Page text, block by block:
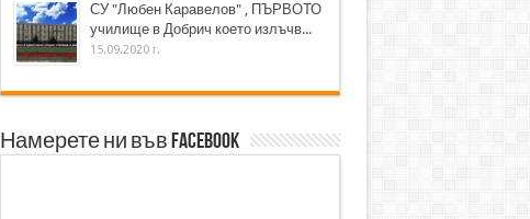
СУ "Любен Каравелов" , ПЪРВОТО
училище в Добрич което излъчв...
15.09.2020 г.
Намерете ни във Facebook